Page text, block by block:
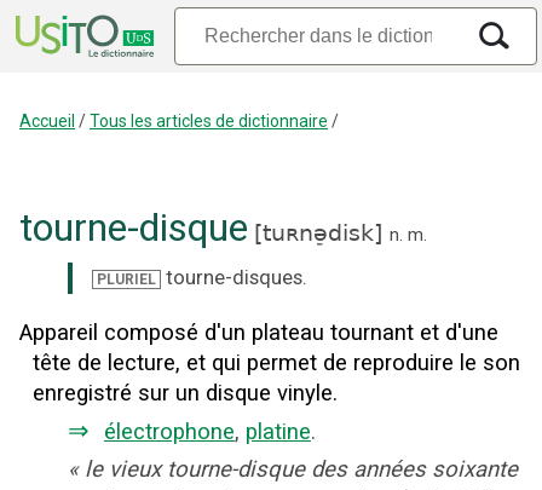
Accueil /Tous les articles de dictionnaire /
tourne-disque [tuʀnə̠disk] n. m.
PLURIEL tourne-disques.
Appareil composé d'un plateau tournant et d'une
tête de lecture, et qui permet de reproduire le son
enregistré sur un disque vinyle.
⇒ électrophone, platine.
« le vieux tourne-disque des années soixante